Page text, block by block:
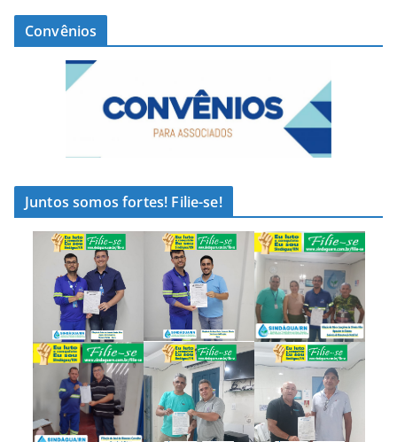
Convênios
Juntos somos fortes! Filie-se!